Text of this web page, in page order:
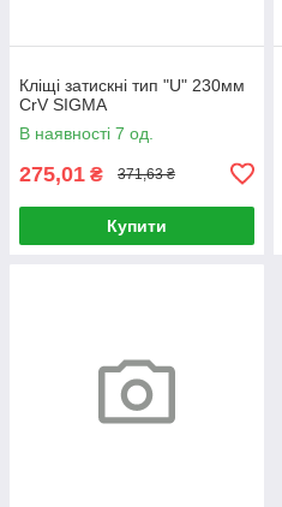
Кліщі затискні тип "U" 230мм
CrV SIGMA
В наявності 7 од.
275,01 ₴ 371,63 ₴
Купити